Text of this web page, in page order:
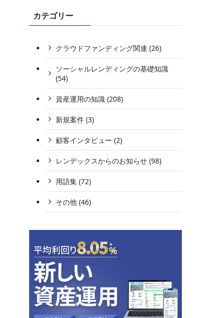
カテゴリー
クラウドファンディング関連 (26)
ソーシャルレンディングの基礎知識
(54)
資産運用の知識 (208)
新規案件 (3)
顧客インタビュー (2)
レンデックスからのお知らせ (98)
用語集 (72)
その他 (46)